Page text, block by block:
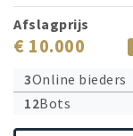
Afslagprijs
€ 10.000
3Online bieders
12Bots